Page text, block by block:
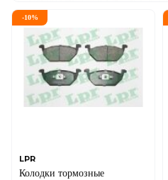
-10%
LPR
Колодки тормозные